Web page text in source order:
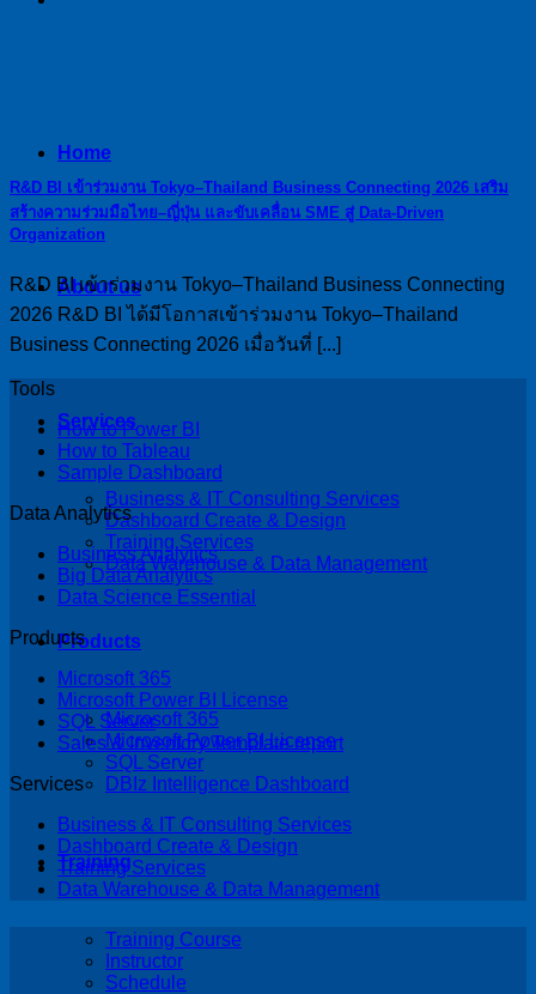
Home
About us
Services
Business & IT Consulting Services
Dashboard Create & Design
Training Services
Data Warehouse & Data Management
Products
Microsoft 365
Microsoft Power BI License
SQL Server
DBIz Intelligence Dashboard
Training
Training Course
Instructor
Schedule
R&D BI เข้าร่วมงาน Tokyo–Thailand Business Connecting 2026 เสริม
สร้างความร่วมมือไทย–ญี่ปุ่น และขับเคลื่อน SME สู่ Data-Driven
Organization
R&D BI เข้าร่วมงาน Tokyo–Thailand Business Connecting
2026 R&D BI ได้มีโอกาสเข้าร่วมงาน Tokyo–Thailand
Business Connecting 2026 เมื่อวันที่ [...]
Tools
How to Power BI
How to Tableau
Sample Dashboard
Data Analytics
Business Analytics
Big Data Analytics
Data Science Essential
Products
Microsoft 365
Microsoft Power BI License
SQL Server
Sales & Inventory Template report
Services
Business & IT Consulting Services
Dashboard Create & Design
Training Services
Data Warehouse & Data Management